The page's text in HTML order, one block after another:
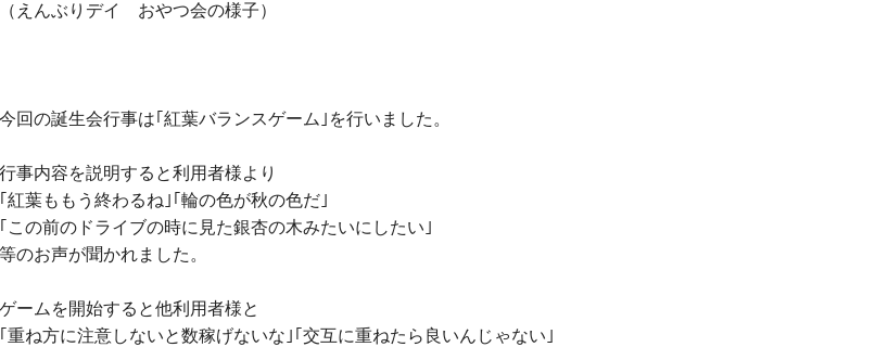
（えんぶりデイ おやつ会の様子）
今回の誕生会行事は｢紅葉バランスゲーム｣を行いました。
行事内容を説明すると利用者様より
｢紅葉ももう終わるね｣｢輪の色が秋の色だ｣
｢この前のドライブの時に見た銀杏の木みたいにしたい｣
等のお声が聞かれました。
ゲームを開始すると他利用者様と
｢重ね方に注意しないと数稼げないな｣｢交互に重ねたら良いんじゃない｣